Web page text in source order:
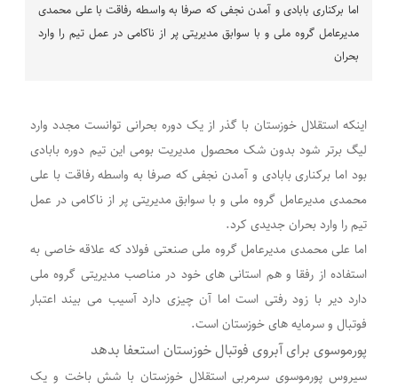
اما برکناری بابادی و آمدن نجفی که صرفا به واسطه رفاقت با علی محمدی
مدیرعامل گروه ملی و با سوابق مدیریتی پر از ناکامی در عمل تیم را وارد
بحران
اینکه استقلال خوزستان با گذر از یک دوره بحرانی توانست مجدد وارد
لیگ برتر شود بدون شک محصول مدیریت بومی این تیم دوره بابادی
بود اما برکناری بابادی و آمدن نجفی که صرفا به واسطه رفاقت با علی
محمدی مدیرعامل گروه ملی و با سوابق مدیریتی پر از ناکامی در عمل
تیم را وارد بحران جدیدی کرد.
اما علی محمدی مدیرعامل گروه ملی صنعتی فولاد که علاقه خاصی به
استفاده از رفقا و هم استانی های خود در مناصب مدیریتی گروه ملی
دارد دیر با زود رفتی است اما آن چیزی دارد آسیب می بیند اعتبار
فوتبال و سرمایه های خوزستان است.
پورموسوی برای آبروی فوتبال خوزستان استعفا بدهد
سیروس پورموسوی سرمربی استقلال خوزستان با شش باخت و یک